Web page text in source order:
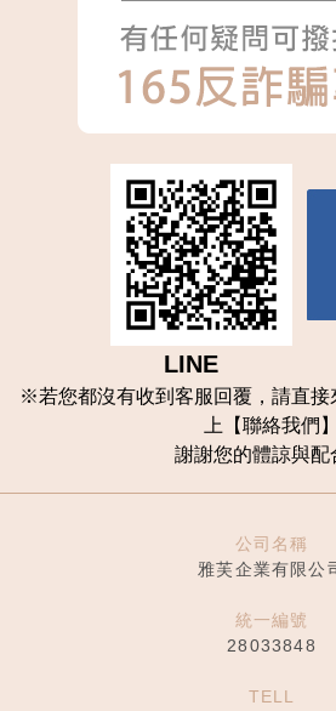
LINE
※若您都沒有收到客服回覆，請直
上【聯絡我們 】
謝謝您的體諒與配
公司名稱
雅芙企業有限公
統一編號
28033848
TELL